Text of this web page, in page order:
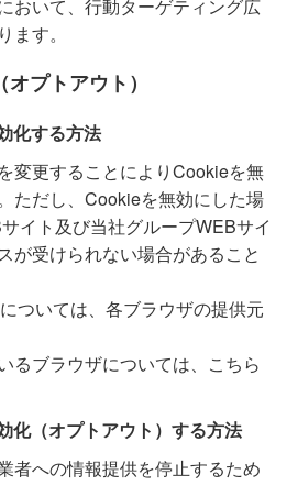
おいて、行動ターゲティング広
す。
プトアウト）
化する方法
変更することによりCookieを無
ただし、Cookieを無効にした場
イト及び当社グループWEBサイ
が受けられない場合があること
ついては、各ブラウザの提供元
ブラウザについては、 こちら
化（オプトアウト）する方法
者への情報提供を停止するため